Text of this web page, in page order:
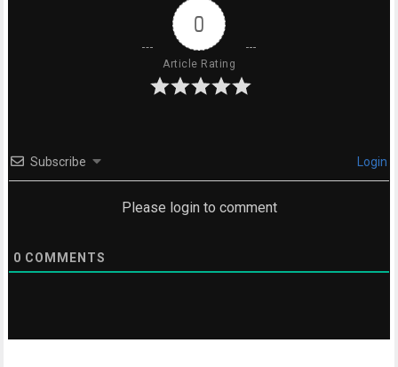
0
Article Rating
Subscribe Login
Please login to comment
0 COMMENTS